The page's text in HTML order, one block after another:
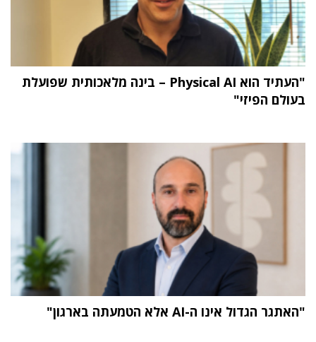
"העתיד הוא Physical AI – בינה מלאכותית שפועלת
בעולם הפיזי"
"האתגר הגדול אינו ה-AI אלא הטמעתה בארגון"